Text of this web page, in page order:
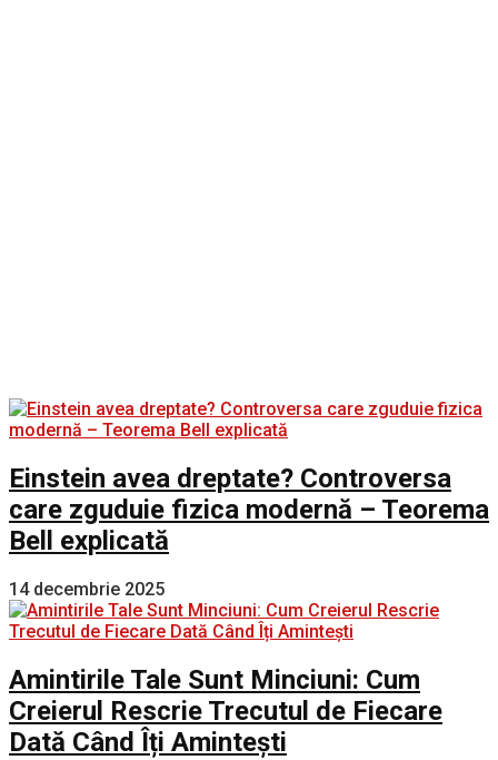
Einstein avea dreptate? Controversa
care zguduie fizica modernă – Teorema
Bell explicată
14 decembrie 2025
Amintirile Tale Sunt Minciuni: Cum
Creierul Rescrie Trecutul de Fiecare
Dată Când Îți Amintești